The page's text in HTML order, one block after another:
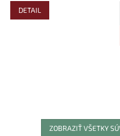
DETAIL
ZOBRAZIŤ VŠETKY